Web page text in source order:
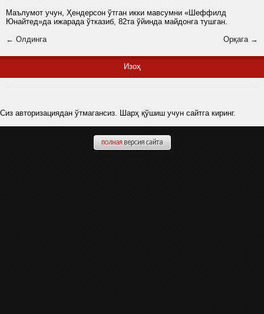
Маълумот учун, Ҳендерсон ўтган икки мавсумни «Шеффилд
Юнайтед»да ижарада ўтказиб, 82та ўйинда майдонга тушган.
← Олдинга
Орқага →
Изоҳ
Сиз авторизациядан ўтмагансиз. Шарҳ қўшиш учун сайтга киринг.